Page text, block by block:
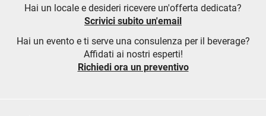
Hai un locale e desideri ricevere un'offerta dedicata?
Scrivici subito un'email
Hai un evento e ti serve una consulenza per il beverage?
Affidati ai nostri esperti!
Richiedi ora un preventivo